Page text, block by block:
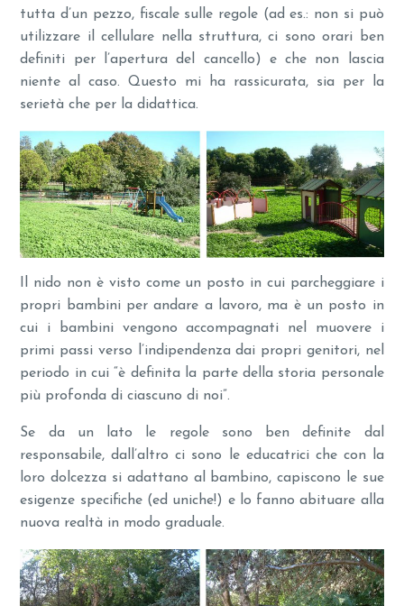
tutta d’un pezzo, fiscale sulle regole (ad es.: non si può
utilizzare il cellulare nella struttura, ci sono orari ben
definiti per l’apertura del cancello) e che non lascia
niente al caso. Questo mi ha rassicurata, sia per la
serietà che per la didattica.
Il nido non è visto come un posto in cui parcheggiare i
propri bambini per andare a lavoro, ma è un posto in
cui i bambini vengono accompagnati nel muovere i
primi passi verso l’indipendenza dai propri genitori, nel
periodo in cui “è definita la parte della storia personale
più profonda di ciascuno di noi”.
Se da un lato le regole sono ben definite dal
responsabile, dall’altro ci sono le educatrici che con la
loro dolcezza si adattano al bambino, capiscono le sue
esigenze specifiche (ed uniche!) e lo fanno abituare alla
nuova realtà in modo graduale.